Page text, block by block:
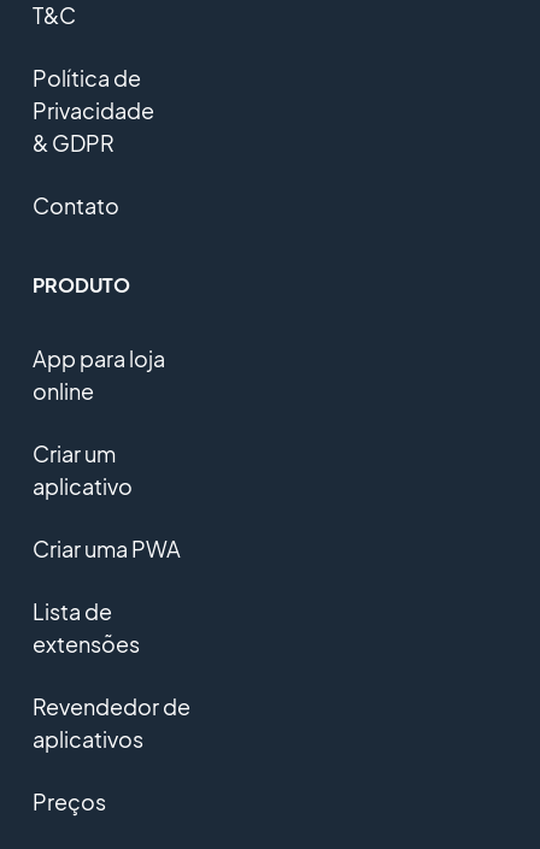
T&C
Política de
Privacidade
& GDPR
Contato
PRODUTO
App para loja
online
Criar um
aplicativo
Criar uma PWA
Lista de
extensões
Revendedor de
aplicativos
Preços